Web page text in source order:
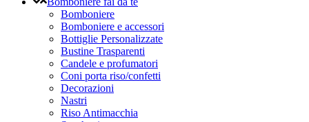
Bomboniere
Bomboniere e accessori
Bottiglie Personalizzate
Bustine Trasparenti
Candele e profumatori
Coni porta riso/confetti
Decorazioni
Nastri
Riso Antimacchia